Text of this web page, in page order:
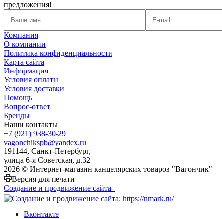
предложения!
Компания
О компании
Политика конфиденциальности
Карта сайта
Информация
Условия оплаты
Условия доставки
Помощь
Вопрос-ответ
Бренды
Наши контакты
+7 (921) 938-30-29
vagonchikspb@yandex.ru
191144, Санкт-Петербург,
улица 6-я Советская, д.32
2026 © Интернет-магазин канцелярских товаров "Вагончик"
Версия для печати
Создание и продвижение сайта
Вконтакте